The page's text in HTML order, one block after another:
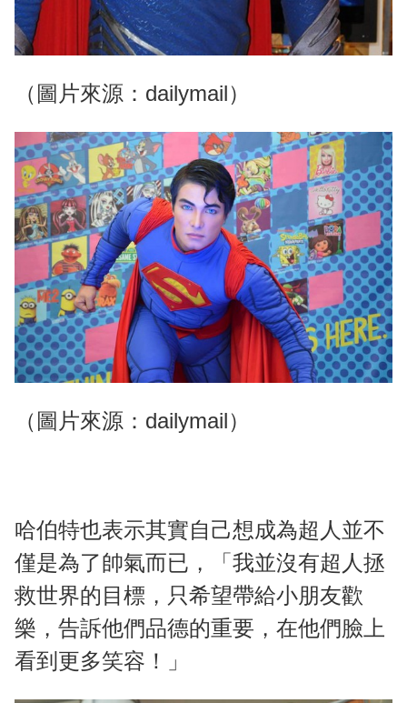
（圖片來源：dailymail）
（圖片來源：dailymail）
哈伯特也表示其實自己想成為超人並不
僅是為了帥氣而已，「我並沒有超人拯
救世界的目標，只希望帶給小朋友歡
樂，告訴他們品德的重要，在他們臉上
看到更多笑容！」